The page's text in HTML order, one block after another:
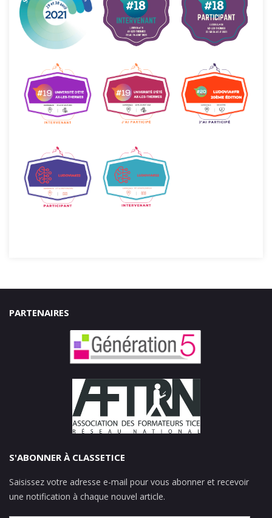
PARTENAIRES
S'ABONNER À CLASSETICE
Saisissez votre adresse e-mail pour vous abonner et recevoir
une notification à chaque nouvel article.